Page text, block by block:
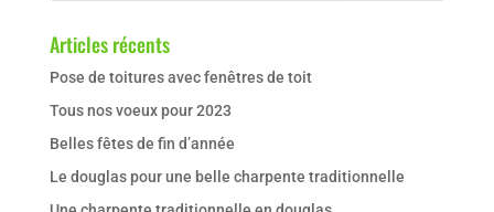
Articles récents
Pose de toitures avec fenêtres de toit
Tous nos voeux pour 2023
Belles fêtes de fin d’année
Le douglas pour une belle charpente traditionnelle